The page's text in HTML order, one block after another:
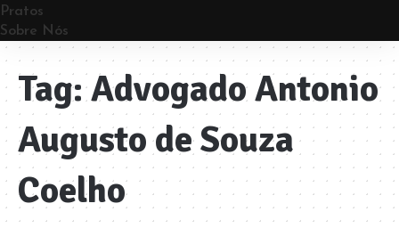
Pratos
Sobre Nós
Tag:Advogado Antonio
Augusto de Souza
Coelho